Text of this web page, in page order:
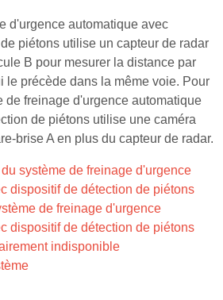
d'urgence automatique avec
piétons utilise un capteur de radar
B pour mesurer la distance par
le précède dans la même voie. Pour
de freinage d'urgence automatique
de piétons utilise une caméra
brise A en plus du capteur de radar.
système de freinage d'urgence
dispositif de détection de piétons
de freinage d'urgence
dispositif de détection de piétons
indisponible